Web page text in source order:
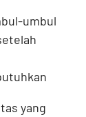
umbul
yang